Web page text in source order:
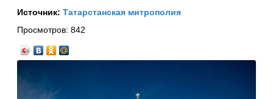
Источник: Татарстанская митрополия
Просмотров: 842